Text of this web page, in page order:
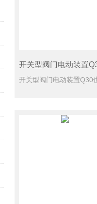
开关型阀门电动装置